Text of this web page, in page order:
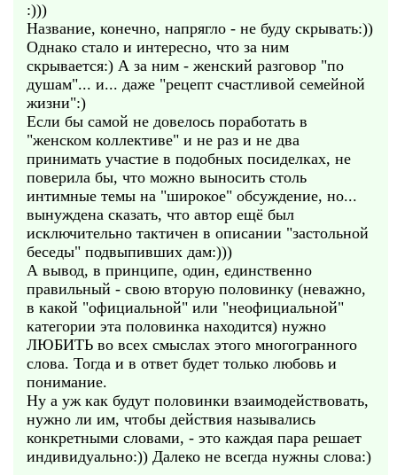
:)))
Название, конечно, напрягло - не буду скрывать:))
Однако стало и интересно, что за ним
скрывается:) А за ним - женский разговор "по
душам"... и... даже "рецепт счастливой семейной
жизни":)
Если бы самой не довелось поработать в
"женском коллективе" и не раз и не два
принимать участие в подобных посиделках, не
поверила бы, что можно выносить столь
интимные темы на "широкое" обсуждение, но...
вынуждена сказать, что автор ещё был
исключительно тактичен в описании "застольной
беседы" подвыпивших дам:)))
А вывод, в принципе, один, единственно
правильный - свою вторую половинку (неважно,
в какой "официальной" или "неофициальной"
категории эта половинка находится) нужно
ЛЮБИТЬ во всех смыслах этого многогранного
слова. Тогда и в ответ будет только любовь и
понимание.
Ну а уж как будут половинки взаимодействовать,
нужно ли им, чтобы действия назывались
конкретными словами, - это каждая пара решает
индивидуально:)) Далеко не всегда нужны слова:)